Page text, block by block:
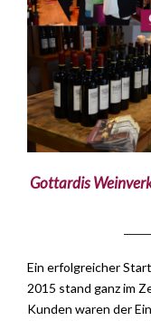
Gottardis
Ein erfolgreicher
2015 stand ganz im
Kunden waren der